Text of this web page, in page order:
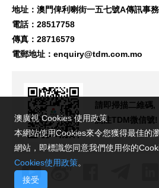
地址：澳門俾利喇街一五七號A傳訊事
電話：28517758
傳真：28716579
電郵地址： enquiry@tdm.com.mo
請即掃描二維碼,
關注TDM微信號!
澳廣視 Cookies 使用政策
本網站使用Cookies來令您獲得最佳的
網站，即標識您同意我們使用你的
Cookies使用政策。
接受